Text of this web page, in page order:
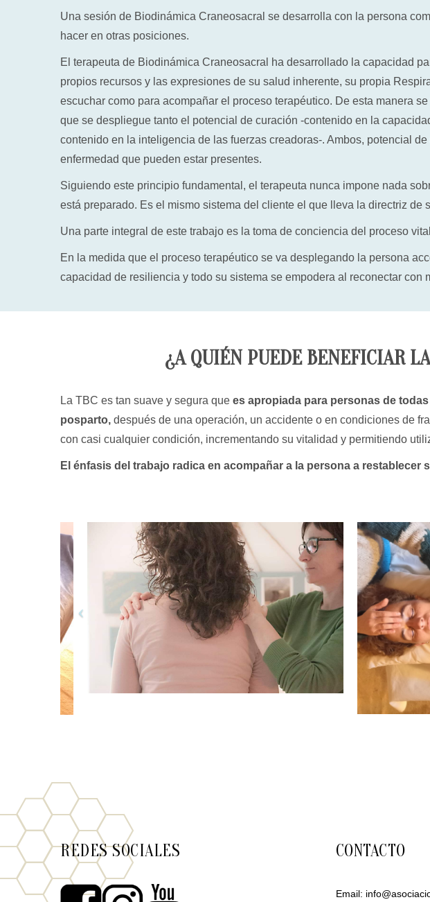
Una sesión de Biodinámica Craneosacral se desarrolla con la persona
hacer en otras posiciones.
El terapeuta de Biodinámica Craneosacral ha desarrollado la capacidad
propios recursos y las expresiones de su salud inherente, su propia
escuchar como para acompañar el proceso terapéutico. De esta manera
que se despliegue tanto el potencial de curación -contenido en la
contenido en la inteligencia de las fuerzas creadoras-. Ambos, potencial
enfermedad que pueden estar presentes.
Siguiendo este principio fundamental, el terapeuta nunca impone nada
está preparado. Es el mismo sistema del cliente el que lleva la directriz de
Una parte integral de este trabajo es la toma de conciencia del proceso
En la medida que el proceso terapéutico se va desplegando la persona
capacidad de resiliencia y todo su sistema se empodera al reconectar con
¿A QUIÉN PUEDE BENEFICIAR
La TBC es tan suave y segura que es apropiada para personas de
posparto, después de una operación, un accidente o en condiciones de
con casi cualquier condición, incrementando su vitalidad y permitiendo
El énfasis del trabajo radica en acompañar a la persona a restablecer
REDES SOCIALES CONTACTO
Email: